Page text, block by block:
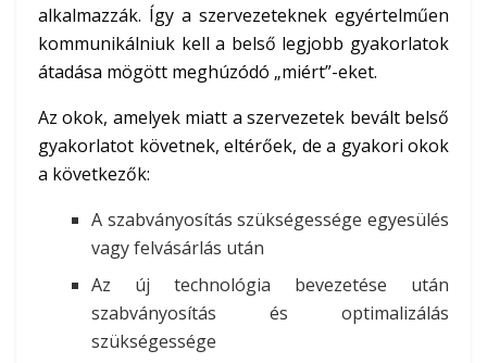
alkalmazzák. Így a szervezeteknek egyértelműen
kommunikálniuk kell a belső legjobb gyakorlatok
átadása mögött meghúzódó „miért”-eket.
Az okok, amelyek miatt a szervezetek bevált belső
gyakorlatot követnek, eltérőek, de a gyakori okok
a következők:
A szabványosítás szükségessége egyesülés
vagy felvásárlás után
Az új technológia bevezetése után
szabványosítás és optimalizálás
szükségessége